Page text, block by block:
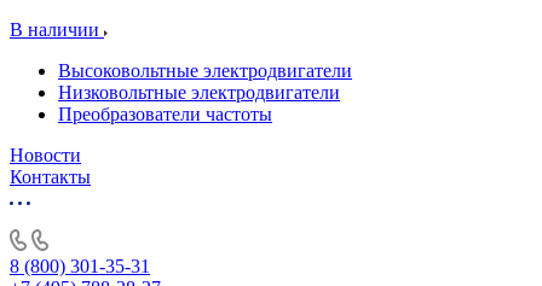
В наличии
Высоковольтные электродвигатели
Низковольтные электродвигатели
Преобразователи частоты
Новости
Контакты
8 (800) 301-35-31